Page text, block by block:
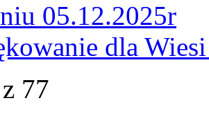
05.12.2025r
dla
77